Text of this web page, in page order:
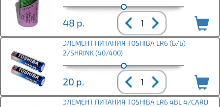
48 р.
ЭЛЕМЕНТ ПИТАНИЯ TOSHIBA LR6 (Б/Б)
2/SHRINK (40/400)
20 р.
ЭЛЕМЕНТ ПИТАНИЯ TOSHIBA LR6 4BL 4/CARD